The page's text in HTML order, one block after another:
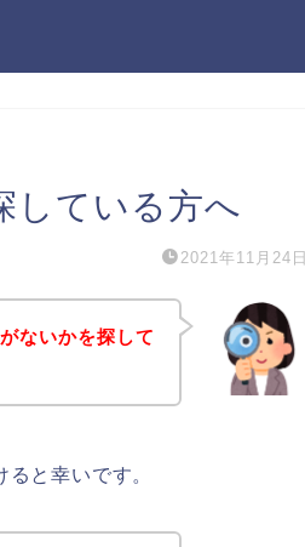
している方へ
2021年11月24日
ないかを探して
と幸いです。